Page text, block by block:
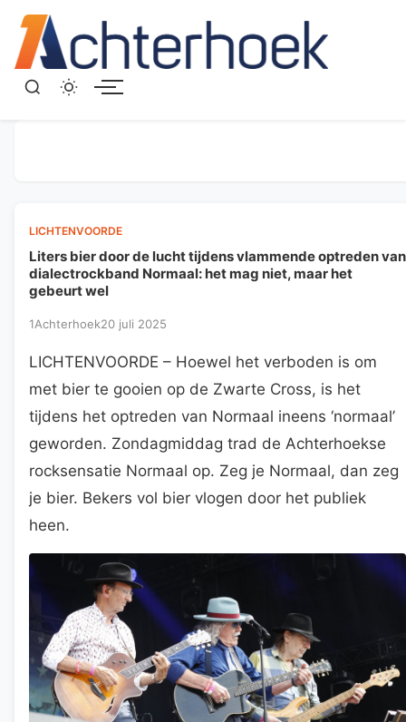
LICHTENVOORDE
Liters bier door de lucht tijdens vlammende optreden van
dialectrockband Normaal: het mag niet, maar het
gebeurt wel
1Achterhoek20 juli 2025
LICHTENVOORDE – Hoewel het verboden is om
met bier te gooien op de Zwarte Cross, is het
tijdens het optreden van Normaal ineens ‘normaal’
geworden. Zondagmiddag trad de Achterhoekse
rocksensatie Normaal op. Zeg je Normaal, dan zeg
je bier. Bekers vol bier vlogen door het publiek
heen.